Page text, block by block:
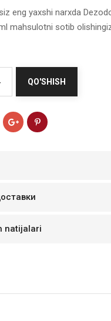
eng yaxshi narxda
mahsulotni sotib
QO'SHISH
natijalari